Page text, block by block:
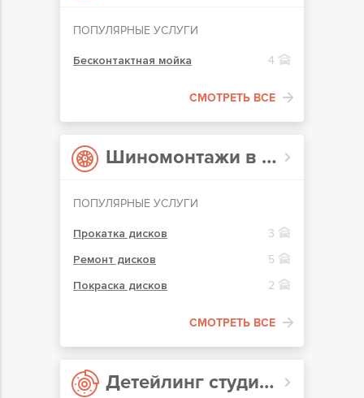
ПОПУЛЯРНЫЕ УСЛУГИ
Бесконтактная мойка 4
СМОТРЕТЬ ВСЕ
Шиномонтажи в Ирпене
ПОПУЛЯРНЫЕ УСЛУГИ
Прокатка дисков
3
Ремонт дисков
5
Покраска дисков
2
СМОТРЕТЬ ВСЕ
Детейлинг студии в Ирпене